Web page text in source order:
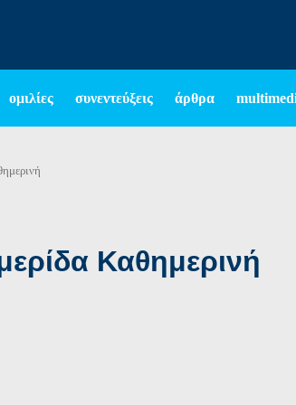
ομιλίες συνεντεύξεις άρθρα
Καθημερινή